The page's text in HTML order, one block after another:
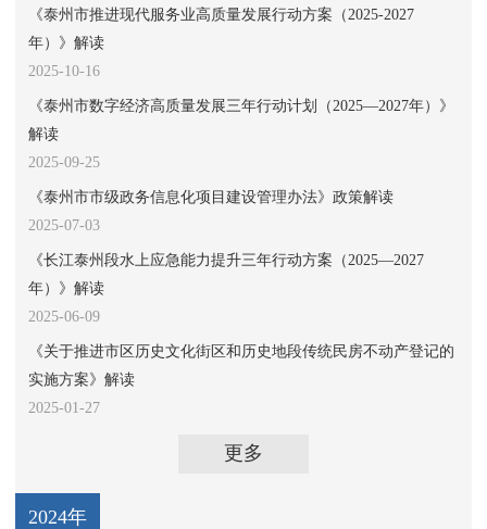
《泰州市推进现代服务业高质量发展行动方案（2025-2027
年）》解读
2025-10-16
《泰州市数字经济高质量发展三年行动计划（2025—2027年）》
解读
2025-09-25
《泰州市市级政务信息化项目建设管理办法》政策解读
2025-07-03
《长江泰州段水上应急能力提升三年行动方案（2025—2027
年）》解读
2025-06-09
《关于推进市区历史文化街区和历史地段传统民房不动产登记的
实施方案》解读
2025-01-27
更多
2024年